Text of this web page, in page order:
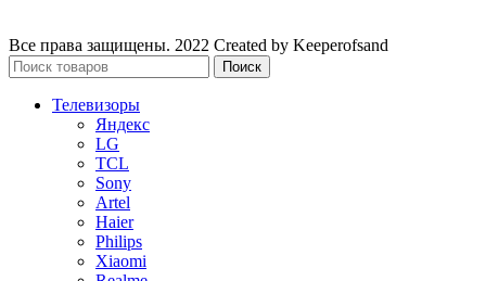
Все права защищены. 2022 Created by Keeperofsand
Поиск
Телевизоры
Яндекс
LG
TCL
Sony
Artel
Haier
Philips
Xiaomi